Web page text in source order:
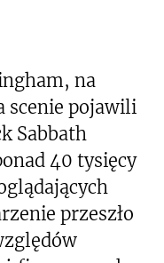
na
scenie pojawili
Sabbath
40 tysięcy
przeszło